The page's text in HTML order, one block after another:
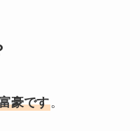
豪です。